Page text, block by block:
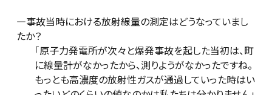
―事故当時における放射線量の測定はどうなっていまし
たか？
「原子力発電所が次々と爆発事故を起した当初は、町
に線量計がなかったから、測りようがなかったですね。
もっとも高濃度の放射性ガスが通過していった時はい